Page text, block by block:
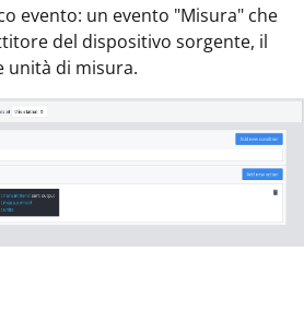
evento: un evento "Misura" che
del dispositivo sorgente, il
unità di misura.